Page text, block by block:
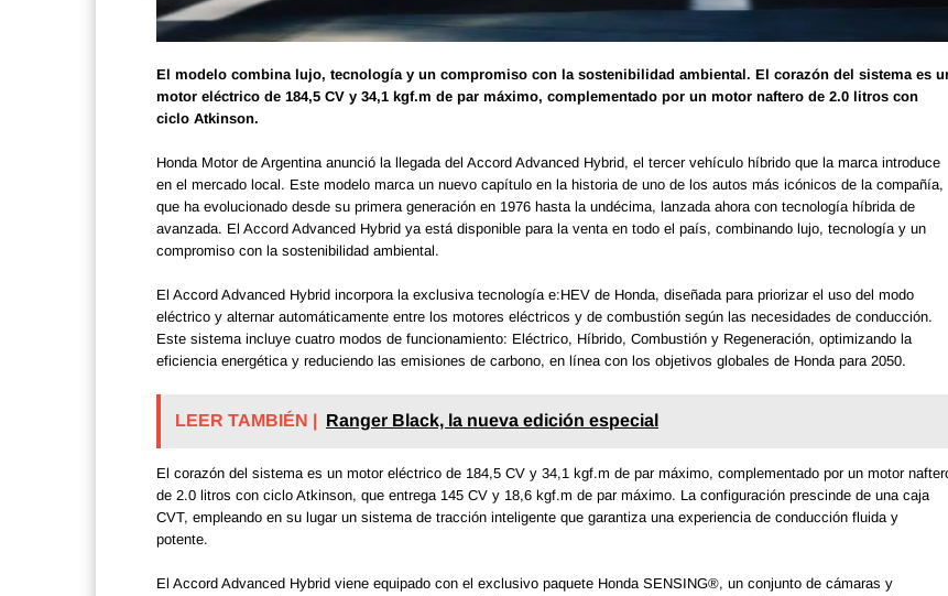
El modelo combina lujo, tecnología y un compromiso con la sostenibilidad ambiental. El corazón del sistema es
motor eléctrico de 184,5 CV y 34,1 kgf.m de par máximo, complementado por un motor naftero de 2.0 litros con
ciclo Atkinson.
Honda Motor de Argentina anunció la llegada del Accord Advanced Hybrid, el tercer vehículo híbrido que la marca introduce
en el mercado local. Este modelo marca un nuevo capítulo en la historia de uno de los autos más icónicos de la compañía,
que ha evolucionado desde su primera generación en 1976 hasta la undécima, lanzada ahora con tecnología híbrida de
avanzada. El Accord Advanced Hybrid ya está disponible para la venta en todo el país, combinando lujo, tecnología y un
compromiso con la sostenibilidad ambiental.
El Accord Advanced Hybrid incorpora la exclusiva tecnología e:HEV de Honda, diseñada para priorizar el uso del modo
eléctrico y alternar automáticamente entre los motores eléctricos y de combustión según las necesidades de conducción.
Este sistema incluye cuatro modos de funcionamiento: Eléctrico, Híbrido, Combustión y Regeneración, optimizando la
eficiencia energética y reduciendo las emisiones de carbono, en línea con los objetivos globales de Honda para 2050.
LEER TAMBIÉN | Ranger Black, la nueva edición especial
El corazón del sistema es un motor eléctrico de 184,5 CV y 34,1 kgf.m de par máximo, complementado por un motor
de 2.0 litros con ciclo Atkinson, que entrega 145 CV y 18,6 kgf.m de par máximo. La configuración prescinde de una caja
CVT, empleando en su lugar un sistema de tracción inteligente que garantiza una experiencia de conducción fluida y
potente.
El Accord Advanced Hybrid viene equipado con el exclusivo paquete Honda SENSING®, un conjunto de cámaras y